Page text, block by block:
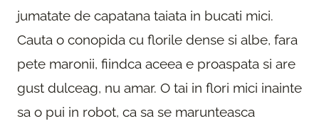
jumatate de capatana taiata in bucati mici.
Cauta o conopida cu florile dense si albe, fara
pete maronii, fiindca aceea e proaspata si are
gust dulceag, nu amar. O tai in flori mici inainte
sa o pui in robot, ca sa se marunteasca